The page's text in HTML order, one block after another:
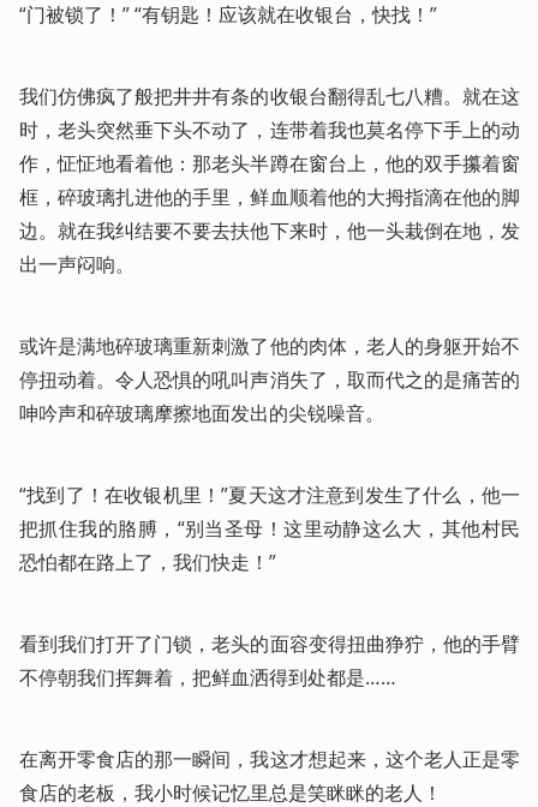
“门被锁了！” “有钥匙！应该就在收银台，快找！”
我们仿佛疯了般把井井有条的收银台翻得乱七八糟。就在这
时，老头突然垂下头不动了，连带着我也莫名停下手上的动
作，怔怔地看着他：那老头半蹲在窗台上，他的双手攥着窗
框，碎玻璃扎进他的手里，鲜血顺着他的大拇指滴在他的脚
边。就在我纠结要不要去扶他下来时，他一头栽倒在地，发
出一声闷响。
或许是满地碎玻璃重新刺激了他的肉体，老人的身躯开始不
停扭动着。令人恐惧的吼叫声消失了，取而代之的是痛苦的
呻吟声和碎玻璃摩擦地面发出的尖锐噪音。
“找到了！在收银机里！”夏天这才注意到发生了什么，他一
把抓住我的胳膊，“别当圣母！这里动静这么大，其他村民
恐怕都在路上了，我们快走！”
看到我们打开了门锁，老头的面容变得扭曲狰狞，他的手臂
不停朝我们挥舞着，把鲜血洒得到处都是……
在离开零食店的那一瞬间，我这才想起来，这个老人正是零
食店的老板，我小时候记忆里总是笑眯眯的老人！